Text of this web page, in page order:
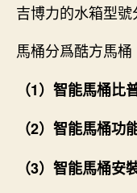
吉博力的水箱型號
馬桶分爲酷方馬桶
（1）智能馬桶比
（2）智能馬桶功
（3）智能馬桶安